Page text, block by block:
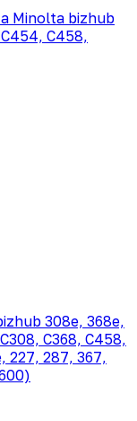
Minolta bizhub
C458,
308e, 368e,
C368, C458,
227, 287, 367,